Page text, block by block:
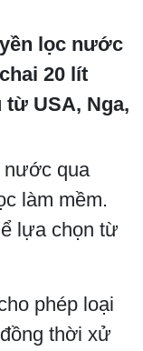
lọc nước
20 lít
từ USA, Nga,
nước qua
làm mềm.
lựa chọn từ
phép loại
thời xử